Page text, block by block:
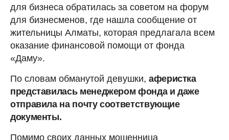
для бизнеса обратилась за советом на форум
для бизнесменов, где нашла сообщение от
жительницы Алматы, которая предлагала всем
оказание финансовой помощи от фонда
«Даму».
По словам обманутой девушки, аферистка
представилась менеджером фонда и даже
отправила на почту соответствующие
документы.
Помимо своих данных мошенница